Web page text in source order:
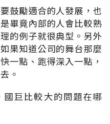
鼓勵適合的人發展，也
畢竟內部的人會比較熟
的例子就很典型。另外
果知道公司的舞台那麼
一點、跑得深入一點，
。
巨比較大的問題在哪